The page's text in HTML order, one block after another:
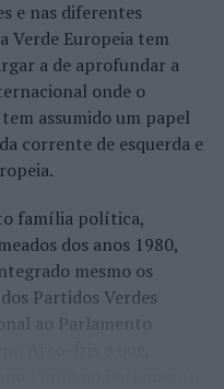
e nas diferentes
Verde Europeia tem
a de aprofundar a
onde o
assumido um papel
corrente de esquerda e
família política,
dos anos 1980,
mesmo os
Partidos Verdes
ao Parlamento